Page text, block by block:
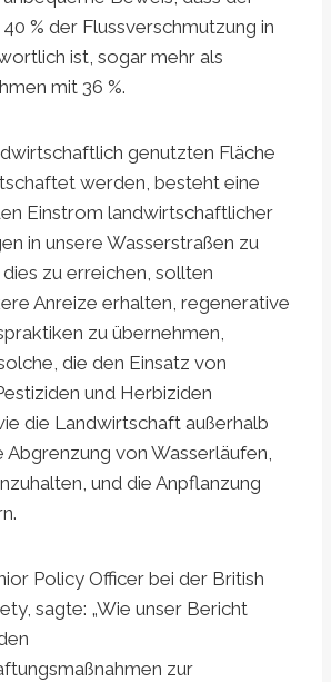
% der Flussverschmutzung in
ist, sogar mehr als
mit 36 ​​%.
genutzten Fläche
werden, besteht eine
Einstrom landwirtschaftlicher
in unsere Wasserstraßen zu
zu erreichen, sollten
Anreize erhalten, regenerative
zu übernehmen,
die den Einsatz von
und Herbiziden
die Landwirtschaft außerhalb
Abgrenzung von Wasserläufen,
und die Anpflanzung
Policy Officer bei der British
sagte: „Wie unser Bericht
zur